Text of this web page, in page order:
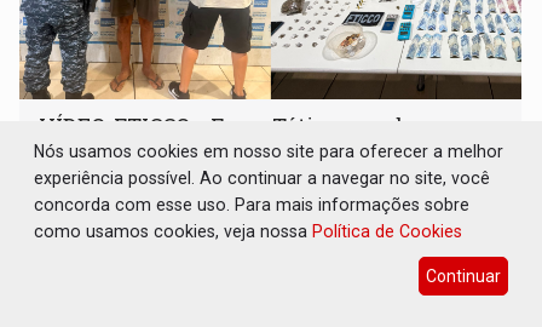
VÍDEO: FTICCO e Força Tática prendem
membro do CV com arma e drogas em boca
de fumo
Polícia 07 de Agosto de 2026 às 19:22
Prisão foi resultado de um trabalho minucioso de
Nós usamos cookies em nosso site para oferecer a melhor
experiência possível. Ao continuar a navegar no site, você
concorda com esse uso. Para mais informações sobre
como usamos cookies, veja nossa Política de Cookies
Continuar